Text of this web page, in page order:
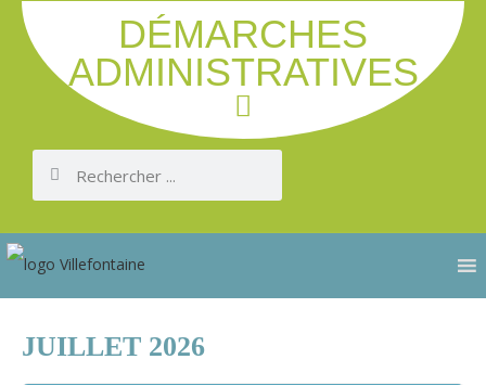
DÉMARCHES
ADMINISTRATIVES
JUILLET 2026